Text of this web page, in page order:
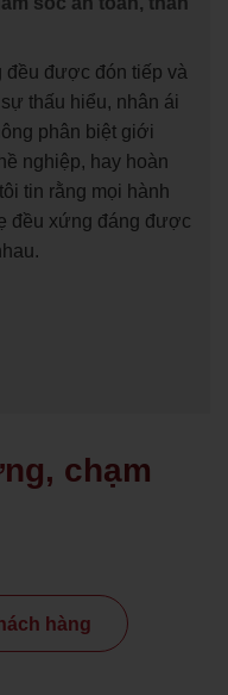
đều được đón tiếp và
thấu hiểu, nhân ái
phân biệt giới
nghiệp, hay hoàn
tin rằng mọi hành
đều xứng đáng được
chạm
hàng